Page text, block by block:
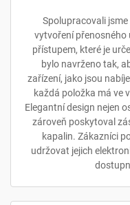
Spolupracovali
vytvoření přenosného
přístupem, které je
bylo navrženo tak,
zařízení, jako jsou
každá položka má ve
Elegantní design nejen
zároveň poskytoval
kapalin. Zákazníci
udržovat jejich